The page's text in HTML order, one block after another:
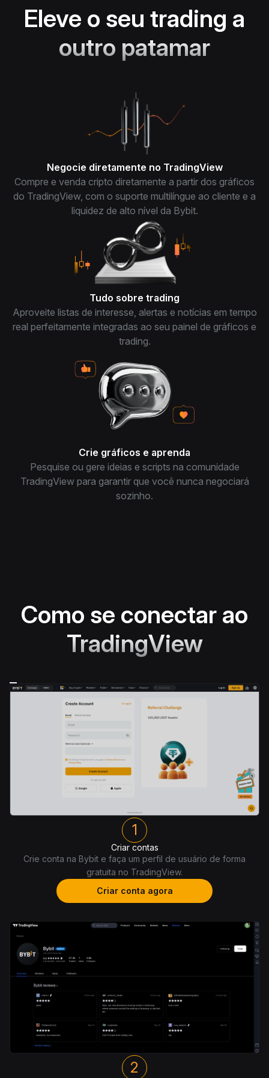
Eleve o seu trading a
outro patamar
Negocie diretamente no TradingView
Compre e venda cripto diretamente a partir dos gráficos
do TradingView, com o suporte multilíngue ao cliente e a
liquidez de alto nível da Bybit.
Tudo sobre trading
Aproveite listas de interesse, alertas e notícias em tempo
real perfeitamente integradas ao seu painel de gráficos e
trading.
Crie gráficos e aprenda
Pesquise ou gere ideias e scripts na comunidade
TradingView para garantir que você nunca negociará
sozinho.
Como se conectar ao
TradingView
1
Criar contas
Crie conta na Bybit e faça um perfil de usuário de forma
gratuita no TradingView.
Criar conta agora
2